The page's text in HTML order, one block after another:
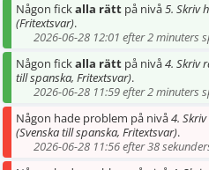
Någon fickalla rätt på nivå5. Skriv
(Fritextsvar).
2026-06-28 12:01 efter 2 minuters
Någon fickalla rätt på nivå4. Skriv
till spanska, Fritextsvar).
2026-06-28 11:59 efter 2 minuters
Någon hade problem på nivå4.
(Svenska till spanska, Fritextsvar).
2026-06-28 11:56 efter 38